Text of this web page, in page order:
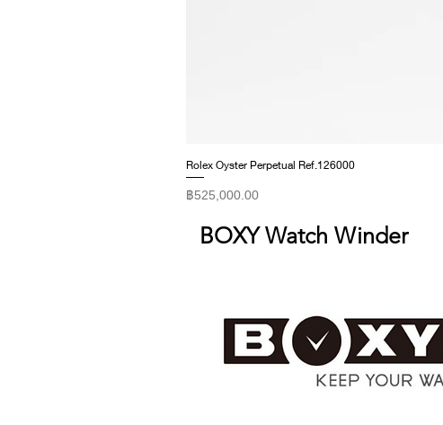
Rolex Oyster Perpetual Ref.126000
ราคา
฿525,000.00
BOXY Watch Winder